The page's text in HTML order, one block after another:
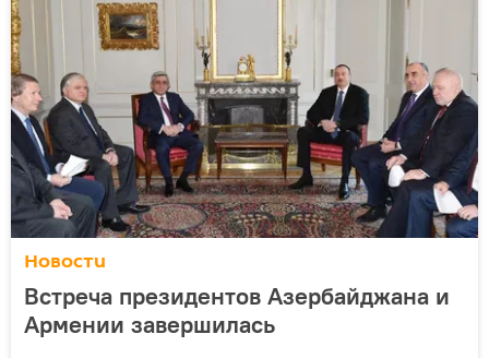
Новости
Встреча президентов Азербайджана и
Армении завершилась